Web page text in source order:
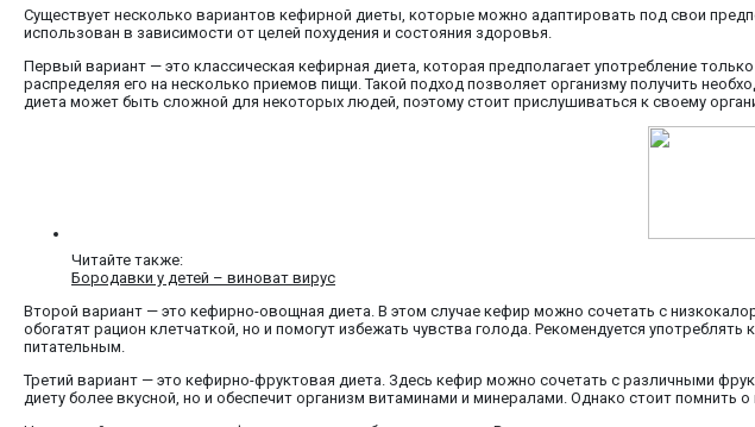
Существует несколько вариантов кефирной диеты, которые можно адаптировать под свои
использован в зависимости от целей похудения и состояния здоровья.
Первый вариант — это классическая кефирная диета, которая предполагает употребление
распределяя его на несколько приемов пищи. Такой подход позволяет организму получить
диета может быть сложной для некоторых людей, поэтому стоит прислушиваться к своему
Читайте также:
Бородавки у детей – виноват вирус
Второй вариант — это кефирно-овощная диета. В этом случае кефир можно сочетать с
обогатят рацион клетчаткой, но и помогут избежать чувства голода. Рекомендуется
питательным.
Третий вариант — это кефирно-фруктовая диета. Здесь кефир можно сочетать с различными
диету более вкусной, но и обеспечит организм витаминами и минералами. Однако стоит помнить